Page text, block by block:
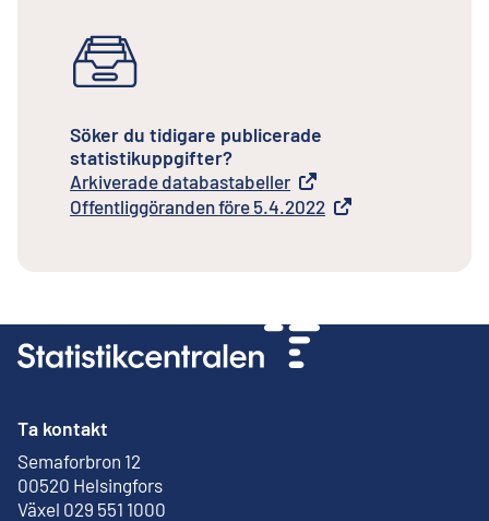
Söker du tidigare publicerade
statistikuppgifter?
Arkiverade databastabeller
Extern länk
Offentliggöranden före 5.4.2022
Extern länk
Ta kontakt
Semaforbron 12
00520 Helsingfors
Extern länk
Växel 029 551 1000